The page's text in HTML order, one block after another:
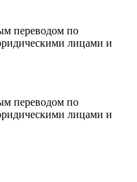
переводом по
лицами и
переводом по
лицами и